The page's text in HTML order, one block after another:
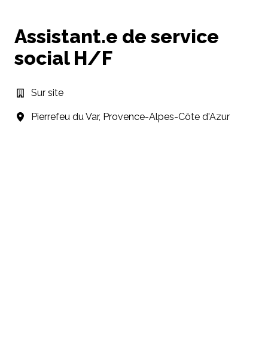
Assistant.e de service
social H/F
Sur site
Pierrefeu du Var, Provence-Alpes-Côte d'Azur